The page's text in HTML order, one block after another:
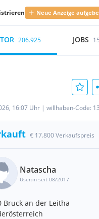
Neue Anzeige
206.925 JOBS
16:07 Uhr | willhaben-Code:
€ 17.800 Verkaufspreis
Natascha
User:in seit 08/2017
Bruck an der Leitha